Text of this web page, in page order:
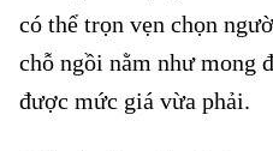
có thể trọn vẹn chọn
chỗ ngồi nằm như mong
được mức giá vừa phải.